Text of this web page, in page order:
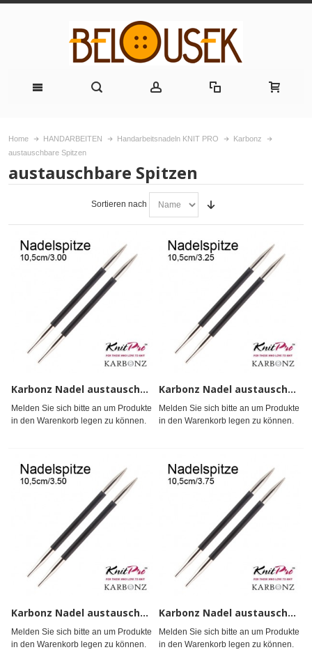
Home HANDARBEITEN Handarbeitsnadeln KNIT PRO
Karbonz
austauschbare Spitzen
austauschbare Spitzen
Sortieren nach
Karbonz Nadel austauschb. 3
Melden Sie sich bitte an um Produkte
in den Warenkorb legen zu können.
Karbonz Nadel austauschb. 3,25
Melden Sie sich bitte an um Produkte
in den Warenkorb legen zu können.
Karbonz Nadel austauschb. 3,5
Melden Sie sich bitte an um Produkte
in den Warenkorb legen zu können.
Karbonz Nadel austauschb. 3,75
Melden Sie sich bitte an um Produkte
in den Warenkorb legen zu können.